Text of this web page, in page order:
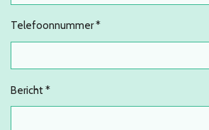
Telefoonnummer *
Bericht *